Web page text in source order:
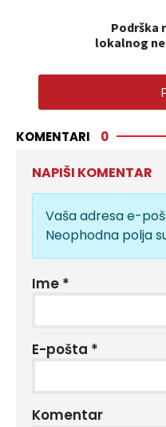
Podrška
lokalnog
KOMENTARI 0
NAPIŠI KOMENTAR
Vaša adresa e-
Neophodna polja
Ime *
E-pošta *
Komentar